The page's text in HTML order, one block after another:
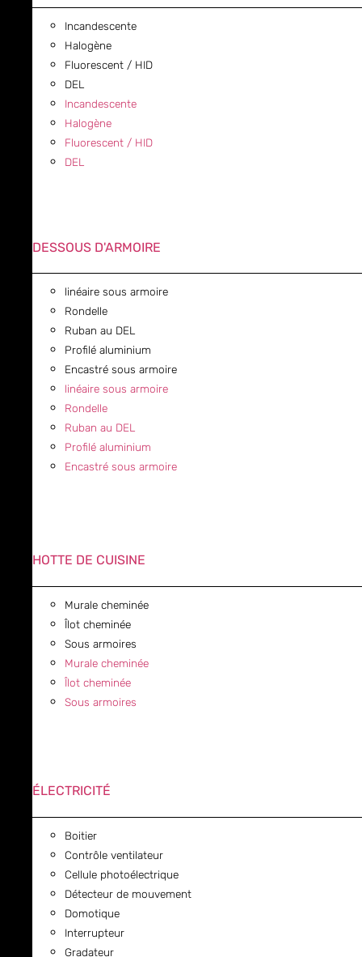
Incandescente
Halogène
Fluorescent / HID
DEL
Incandescente
Halogène
Fluorescent / HID
DEL
DESSOUS D'ARMOIRE
linéaire sous armoire
Rondelle
Ruban au DEL
Profilé aluminium
Encastré sous armoire
linéaire sous armoire
Rondelle
Ruban au DEL
Profilé aluminium
Encastré sous armoire
HOTTE DE CUISINE
Murale cheminée
Îlot cheminée
Sous armoires
Murale cheminée
Îlot cheminée
Sous armoires
ÉLECTRICITÉ
Boitier
Contrôle ventilateur
Cellule photoélectrique
Détecteur de mouvement
Domotique
Interrupteur
Gradateur